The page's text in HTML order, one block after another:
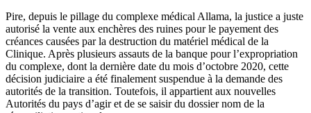
Pire, depuis le pillage du complexe médical Allama, la justice a juste
autorisé la vente aux enchères des ruines pour le payement des
créances causées par la destruction du matériel médical de la
Clinique. Après plusieurs assauts de la banque pour l’expropriation
du complexe, dont la dernière date du mois d’octobre 2020, cette
décision judiciaire a été finalement suspendue à la demande des
autorités de la transition. Toutefois, il appartient aux nouvelles
Autorités du pays d’agir et de se saisir du dossier nom de la